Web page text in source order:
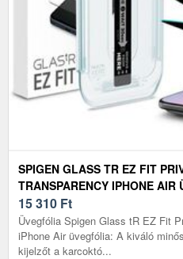
SPIGEN GLASS TR EZ FIT
TRANSPARENCY IPHONE AIR
15 310 Ft
Üvegfólia Spigen Glass tR EZ Fit
iPhone Air üvegfólia: A kiváló
kijelzőt a karcoktó...